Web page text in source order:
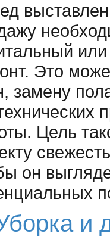
Это
замену
Цель
он
и